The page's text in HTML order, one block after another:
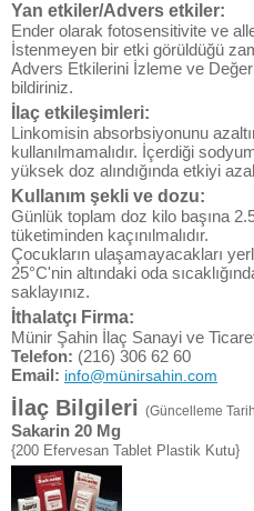
Yan etkiler/Advers etkiler:
Ender olarak fotosensitivite ve
İstenmeyen bir etki görüldüğü
Advers Etkilerini İzleme ve
bildiriniz.
İlaç etkileşimleri:
Linkomisin absorbsiyonunu
kullanılmamalıdır. İçerdiği
yüksek doz alındığında etkiyi
Kullanım şekli ve dozu:
Günlük toplam doz kilo başına
tüketiminden kaçınılmalıdır.
Çocukların ulaşamayacakları
25°C'nin altındaki oda
saklayınız.
İthalatçı Firma:
Münir Şahin İlaç Sanayi ve
Telefon: (216) 306 62 60
Email: info@münirsahin.com
İlaç Bilgileri (Güncelleme
Sakarin 20 Mg
{200 Efervesan Tablet Plastik Kutu}